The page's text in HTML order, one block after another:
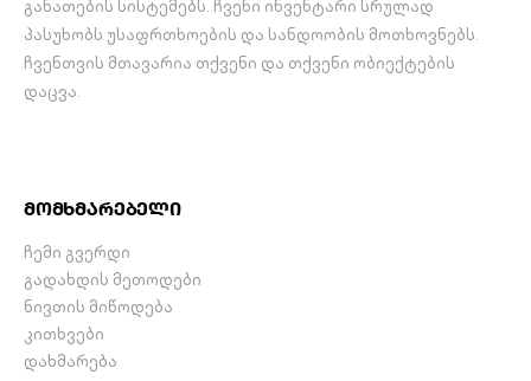
განათების სისტემებს. ჩვენი ინვენტარი სრულად
პასუხობს უსაფრთხოების და სანდოობის მოთხოვნებს.
ჩვენთვის მთავარია თქვენი და თქვენი ობიექტების
დაცვა.
მომხმარებელი
ჩემი გვერდი
გადახდის მეთოდები
ნივთის მიწოდება
კითხვები
დახმარება